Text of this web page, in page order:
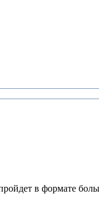
в формате